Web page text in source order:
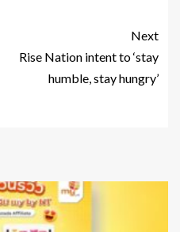
Next
Rise Nation intent to ‘stay
humble, stay hungry’